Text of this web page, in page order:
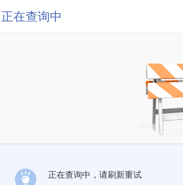
正在查询中
正在查询中，请刷新重试